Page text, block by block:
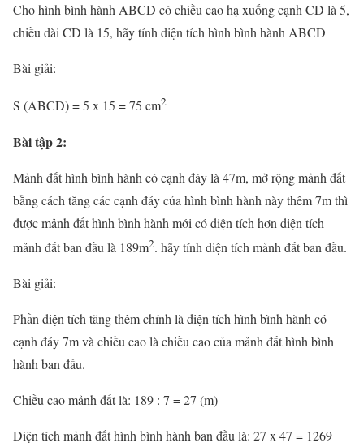
Cho hình bình hành ABCD có chiều cao hạ xuống cạnh CD là 5,
chiều dài CD là 15, hãy tính diện tích hình bình hành ABCD
Bài giải:
S (ABCD) = 5 x 15 = 75 cm2
Bài tập 2:
Mảnh đất hình bình hành có cạnh đáy là 47m, mở rộng mảnh đất
bằng cách tăng các cạnh đáy của hình bình hành này thêm 7m thì
được mảnh đất hình bình hành mới có diện tích hơn diện tích
mảnh đất ban đầu là 189m2. hãy tính diện tích mảnh đất ban đầu.
Bài giải:
Phần diện tích tăng thêm chính là diện tích hình bình hành có
cạnh đáy 7m và chiều cao là chiều cao của mảnh đất hình bình
hành ban đầu.
Chiều cao mảnh đất là: 189 : 7 = 27 (m)
Diện tích mảnh đất hình bình hành ban đầu là: 27 x 47 = 1269